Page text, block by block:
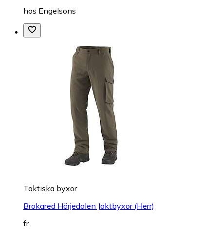
hos Engelsons
Taktiska byxor
Brokared Härjedalen Jaktbyxor (Herr)
fr.